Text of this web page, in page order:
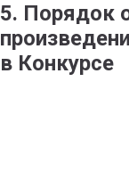
5. Порядок
в Конкурсе